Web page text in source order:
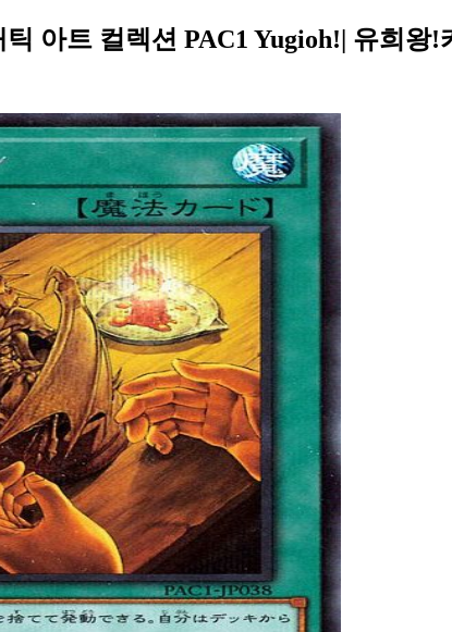
아트 컬렉션 PAC1 Yugioh!| 유희왕